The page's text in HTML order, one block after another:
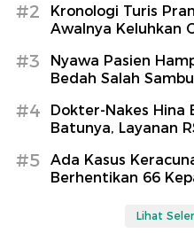
#2
Kronologi Turis
Awalnya Keluhkan
#3
Nyawa Pasien
Bedah Salah
#4
Dokter-Nakes Hina
Batunya, Layanan
#5
Ada Kasus
Berhentikan 66
Lihat